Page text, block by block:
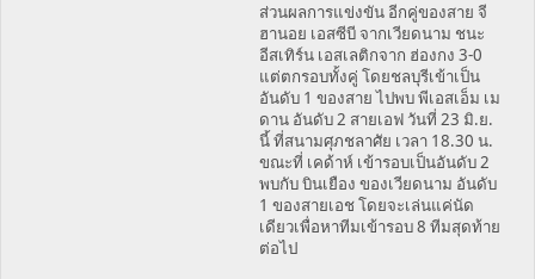
ส่วนผลการแข่งขัน อีกคู่ของสาย จี
ฮานอย เอสซีบี จากเวียดนาม ชนะ
อีสเทิร์น เอสเลติกจาก ฮ่องกง 3-0
แต่ตกรอบทั้งคู่ โดยชลบุรีเข้าเป็น
อันดับ 1 ของสาย ไปพบ พีเอสเอ็ม เม
ดาน อันดับ 2 สายเอฟ วันที่ 23 มิ.ย.
นี้ ที่สนามศุภชลาศัย เวลา 18.30 น.
ขณะที่ เคด้าห์ เข้ารอบเป็นอันดับ 2
พบกับ บินเยือง ของเวียดนาม อันดับ
1 ของสายเอช โดยจะเล่นแค่นัด
เดียวเพื่อหาทีมเข้ารอบ 8 ทีมสุดท้าย
ต่อไป